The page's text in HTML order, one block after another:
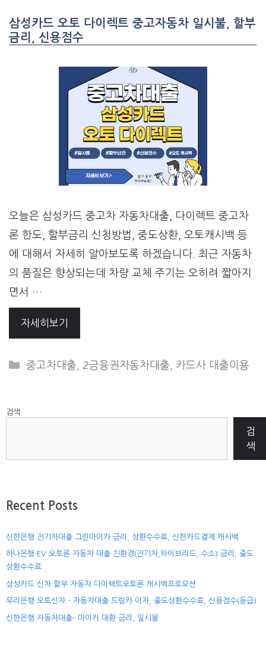
삼성카드 오토 다이렉트 중고자동차 일시불, 할부
금리, 신용점수
오늘은 삼성카드 중고차 자동차대출, 다이렉트 중고차
론 한도, 할부금리 신청방법, 중도상환, 오토캐시백 등
에 대해서 자세히 알아보도록 하겠습니다. 최근 자동차
의 품질은 향상되는데 차량 교체 주기는 오히려 짧아지
면서 …
자세히보기
CATEGORIES
중고차대출 2금융권자동차대출 카드사 대출이용
검색
검
색
Recent Posts
신한은행 전기차대출 그린마이카 금리, 상환수수료, 신한카드결제 캐시백
하나은행 EV 오토론 자동차 대출 친환경(전기차,하이브리드, 수소) 금리, 중도
상환수수료
삼성카드 신차 할부 자동차 다이렉트오토론 캐시백프로모션
우리은행 오토신차 – 자동차대출 드림카 이자, 중도상환수수료, 신용점수(등급)
신한은행 자동차대출- 마이카 대환 금리, 일시불